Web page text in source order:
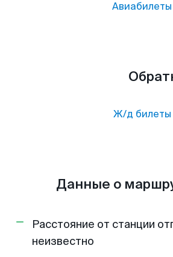
Авиабилеты
Ж/д билеты
Данные о
Расстояние от станции
неизвестно